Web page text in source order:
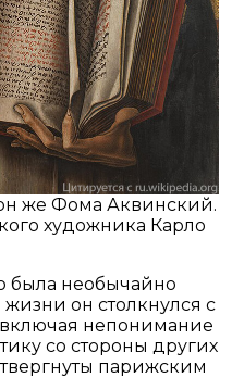
же Фома Аквинский.
художника Карло
была необычайно
он столкнулся с
непонимание
со стороны других
парижским